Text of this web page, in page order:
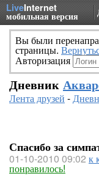
LiveInternet
мобильная версия
Вы были
страницы.
Авторизация
Дневник
Лента друзей -
Спасибо за
01-10-2010 09:02 к
понравилось!